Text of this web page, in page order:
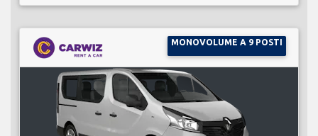
MONOVOLUME A 9 POSTI